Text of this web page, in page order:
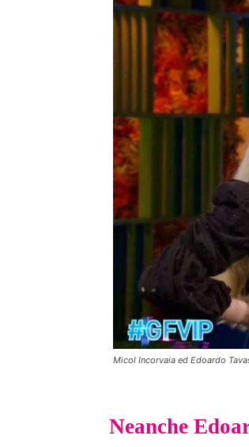
Micol Incorvaia ed Edoardo
Neanche